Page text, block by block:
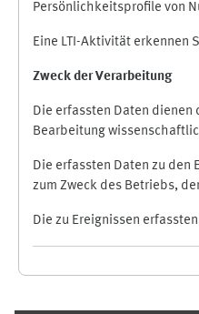
Persönlichkeitsprofile von
Eine LTI-Aktivität erkennen
Zweck der Verarbeitung
Die erfassten Daten dienen
Bearbeitung
Die erfassten Daten zu den
zum Zweck des Betriebs,
Die zu Ereignissen